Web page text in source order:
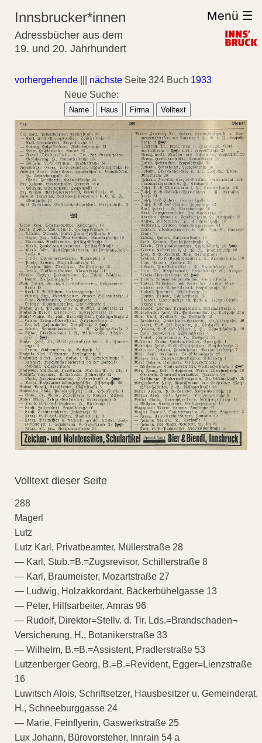
Innsbrucker*innen
Adressbücher aus dem
19. und 20. Jahrhundert
Menü ☰
vorhergehende nächste Seite 324 Buch 1933
Neue Suche:
Name Haus Firma Volltext
Volltext dieser Seite
288
Magerl
Lutz
Lutz Karl, Privatbeamter, Müllerstraße 28
— Karl, Stub.=B.=Zugsrevisor, Schillerstraße 8
— Karl, Braumeister, Mozartstraße 27
— Ludwig, Holzakkordant, Bäckerbühelgasse 13
— Peter, Hilfsarbeiter, Amras 96
— Rudolf, Direktor=Stellv. d. Tir. Lds.=Brandschaden¬
Versicherung, H., Botanikerstraße 33
— Wilhelm, B.=B.=Assistent, Pradlerstraße 53
Lutzenberger Georg, B.=B.=Revident, Egger=Lienzstraße
16
Luwitsch Alois, Schriftsetzer, Hausbesitzer u. Gemeinderat,
H., Schneeburggasse 24
— Marie, Feinflyerin, Gaswerkstraße 25
Lux Johann, Bürovorsteher, Innrain 54 a